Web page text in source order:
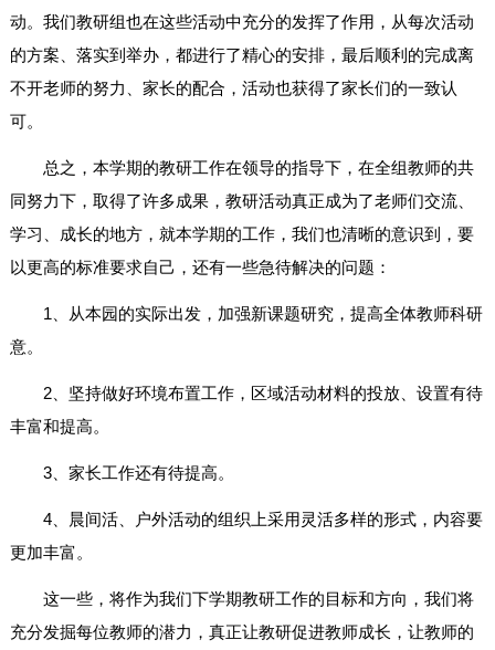
动。我们教研组也在这些活动中充分的发挥了作用，从每次活动
的方案、落实到举办，都进行了精心的安排，最后顺利的完成离
不开老师的努力、家长的配合，活动也获得了家长们的一致认
可。
总之，本学期的教研工作在领导的指导下，在全组教师的共
同努力下，取得了许多成果，教研活动真正成为了老师们交流、
学习、成长的地方，就本学期的工作，我们也清晰的意识到，要
以更高的标准要求自己，还有一些急待解决的问题：
1、从本园的实际出发，加强新课题研究，提高全体教师科研
意。
2、坚持做好环境布置工作，区域活动材料的投放、设置有待
丰富和提高。
3、家长工作还有待提高。
4、晨间活、户外活动的组织上采用灵活多样的形式，内容要
更加丰富。
这一些，将作为我们下学期教研工作的目标和方向，我们将
充分发掘每位教师的潜力，真正让教研促进教师成长，让教师的